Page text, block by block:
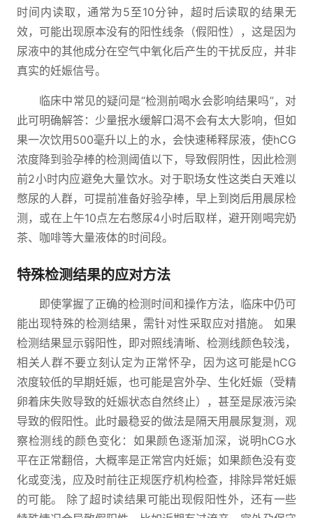
时间内读取，通常为5至10分钟，超时后读取的结果无
效，可能出现原本没有的阳性线条（假阳性），这是因为
尿液中的其他成分在空气中氧化后产生的干扰反应，并非
真实的妊娠信号。
临床中常见的疑问是“检测前喝水会影响结果吗”，对
此可明确解答：少量抿水缓解口渴不会有太大影响，但如
果一次饮用500毫升以上的水，会快速稀释尿液，使hCG
浓度降到验孕棒的检测阈值以下，导致假阴性，因此检测
前2小时内应避免大量饮水。对于职场女性这类白天难以
憋尿的人群，可提前准备好验孕棒，早上到岗后用晨尿检
测，或在上午10点左右憋尿4小时后取样，避开刚喝完奶
茶、咖啡等大量液体的时间段。
特殊检测结果的应对方法
即使掌握了正确的检测时间和操作方法，临床中仍可
能出现特殊的检测结果，需针对性采取应对措施。 如果
检测结果显示弱阳性，即对照线清晰、检测线颜色较浅，
相关人群不要立刻认定为正常怀孕，因为这可能是hCG
浓度较低的早期妊娠，也可能是宫外孕、生化妊娠（受精
卵着床失败导致的妊娠状态自然终止），甚至是尿液污染
导致的假阳性。此时最稳妥的做法是隔天用晨尿复测，观
察检测线的颜色变化：如果颜色逐渐加深，说明hCG水
平在正常翻倍，大概率是正常宫内妊娠；如果颜色没有变
化或变浅，应及时前往正规医疗机构检查，排除异常妊娠
的可能。 除了超时读结果可能出现假阳性外，还有一些